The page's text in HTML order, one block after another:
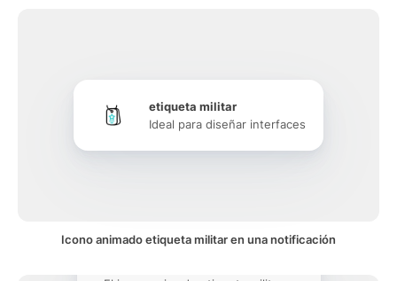
etiqueta militar
Ideal para diseñar interfaces
Icono animado etiqueta militar en una notificación